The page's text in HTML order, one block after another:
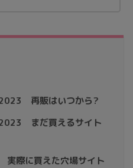
再販はいつから?
まだ買えるサイト
際に買えた穴場サイト